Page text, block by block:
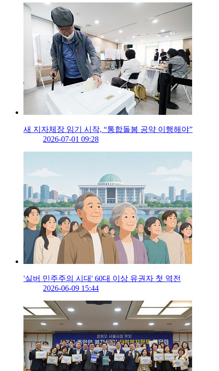
새 지자체장 임기 시작, “통합돌봄 공약 이행해야”
2026-07-01 09:28
'실버 민주주의 시대' 60대 이상 유권자 첫 역전
2026-06-09 15:44